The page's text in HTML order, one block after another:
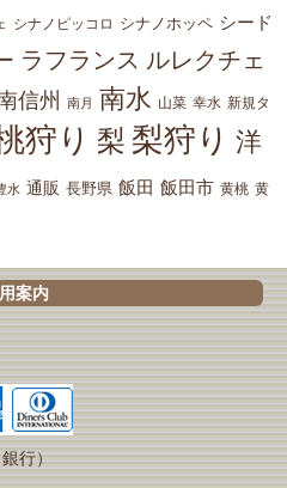
シナノピッコロ シナノホッペ シード
ラフランス ルレクチェ
信州 南月 南水 山菜 幸水 新規タ
狩り 梨 梨狩り 洋
水 通販 長野県 飯田 飯田市 黄桃 黄
案内
行）